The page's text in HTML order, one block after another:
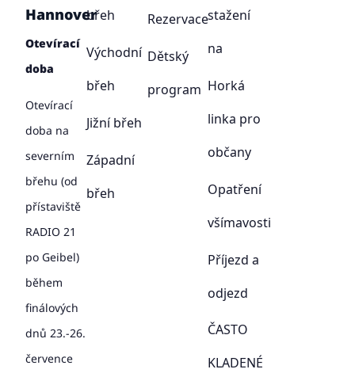
Hannover
Otevírací
doba
Otevírací
doba na
severním
břehu (od
přístaviště
RADIO 21
po Geibel)
během
finálových
dnů 23.-26.
července
břeh
Východní
břeh
Jižní břeh
Západní
břeh
Rezervace
Dětský
program
stažení
na
Horká
linka pro
občany
Opatření
všímavosti
Příjezd a
odjezd
ČASTO
KLADENÉ